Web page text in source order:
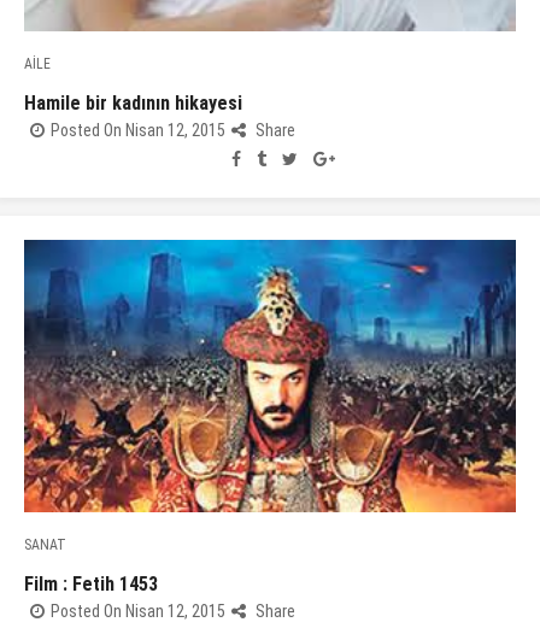
AİLE
Hamile bir kadının hikayesi
Posted On Nisan 12, 2015 Share
SANAT
Film : Fetih 1453
Posted On Nisan 12, 2015 Share